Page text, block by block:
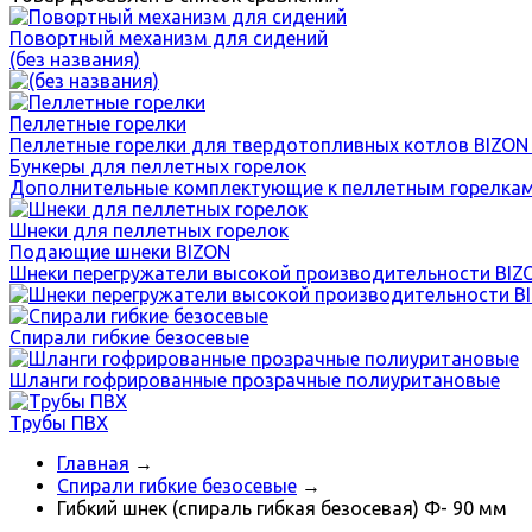
Повортный механизм для сидений
(без названия)
Пеллетные горелки
Пеллетные горелки для твердотопливных котлов BIZON
Бункеры для пеллетных горелок
Дополнительные комплектующие к пеллетным
Шнеки для пеллетных горелок
Подающие шнеки BIZON
Шнеки перегружатели высокой производительности
Спирали гибкие безосевые
Шланги гофрированные прозрачные полиуритановые
Трубы ПВХ
Главная →
Спирали гибкие безосевые →
Гибкий шнек (спираль гибкая безосевая) Ф- 90 мм